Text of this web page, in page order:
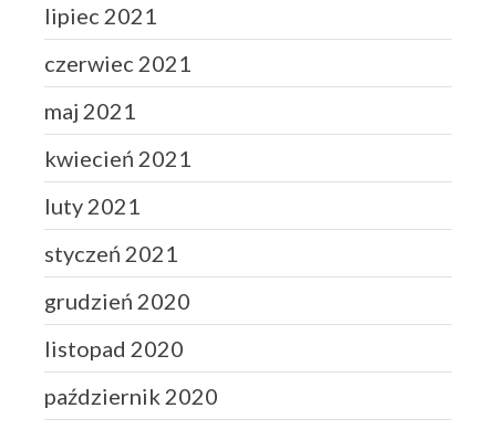
lipiec 2021
czerwiec 2021
maj 2021
kwiecień 2021
luty 2021
styczeń 2021
grudzień 2020
listopad 2020
październik 2020